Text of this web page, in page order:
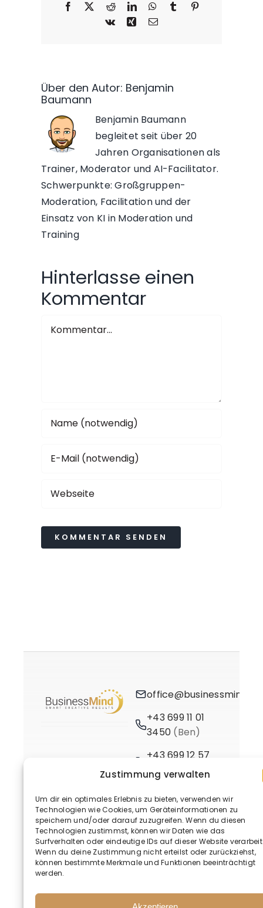
Zustimmung verwalten
Um dir ein optimales Erlebnis zu bieten, verwenden wir
Technologien wie Cookies, um Geräteinformationen zu
speichern und/oder darauf zuzugreifen. Wenn du diesen
Technologien zustimmst, können wir Daten wie das
Surfverhalten oder eindeutige IDs auf dieser Website
Wenn du deine Zustimmung nicht erteilst oder zurückziehst,
können bestimmte Merkmale und Funktionen beeinträchtigt
werden.
Facebook RedditLinkedInWhatsApp
TumblrPinterest
Vk
Xing E-
Über den Autor: Benjamin
Baumann
Benjamin Baumann
begleitet seit über 20
Jahren Organisationen als
Trainer, Moderator und AI-Facilitator.
Schwerpunkte: Großgruppen-
Moderation, Facilitation und der
Einsatz von KI in Moderation und
Training
Hinterlasse einen
Kommentar
office@businessmind.at
+43 699 11 01
3450 (Ben)
+43 699 12 57
3661(Birgit)
© 2020 - 2026 • BusinessMind